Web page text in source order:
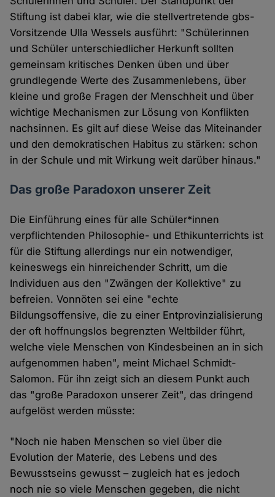
Stiftung ist dabei klar, wie die stellvertretende gbs-
Vorsitzende Ulla Wessels ausführt: "Schülerinnen
und Schüler unterschiedlicher Herkunft sollten
gemeinsam kritisches Denken üben und über
grundlegende Werte des Zusammenlebens, über
kleine und große Fragen der Menschheit und über
wichtige Mechanismen zur Lösung von Konflikten
nachsinnen. Es gilt auf diese Weise das Miteinander
und den demokratischen Habitus zu stärken: schon
in der Schule und mit Wirkung weit darüber hinaus."
Das große Paradoxon unserer Zeit
Die Einführung eines für alle Schüler*innen
verpflichtenden Philosophie- und Ethikunterrichts ist
für die Stiftung allerdings nur ein notwendiger,
keineswegs ein hinreichender Schritt, um die
Individuen aus den "Zwängen der Kollektive" zu
befreien. Vonnöten sei eine "echte
Bildungsoffensive, die zu einer Entprovinzialisierung
der oft hoffnungslos begrenzten Weltbilder führt,
welche viele Menschen von Kindesbeinen an in sich
aufgenommen haben", meint Michael Schmidt-
Salomon. Für ihn zeigt sich an diesem Punkt auch
das "große Paradoxon unserer Zeit", das dringend
aufgelöst werden müsste:
"Noch nie haben Menschen so viel über die
Evolution der Materie, des Lebens und des
Bewusstseins gewusst – zugleich hat es jedoch
noch nie so viele Menschen gegeben, die nicht